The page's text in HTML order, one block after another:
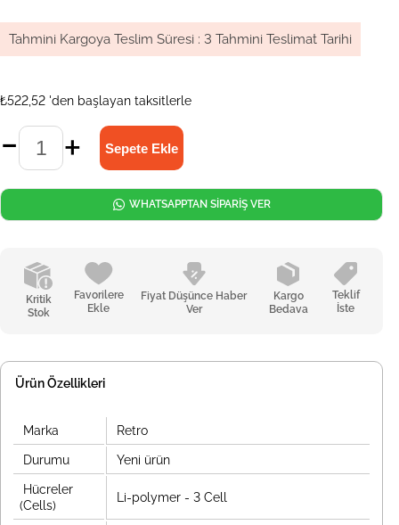
Tahmini Kargoya Teslim Süresi : 3 Tahmini Teslimat Tarihi
₺522,52 'den başlayan taksitlerle
Kritik
Stok
Favorilere
Ekle
Fiyat Düşünce Haber
Ver
Kargo
Bedava
Teklif
İste
WHATSAPPTAN SİPARİŞ VER
Ürün Özellikleri
Marka Retro
Durumu Yeni ürün
Hücreler
(Cells)
Li-polymer - 3 Cell